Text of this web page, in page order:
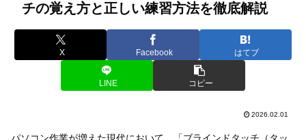
チの覚え方と正しい練習方法を徹底解説
X Facebook はてブ
LINE コピー
2026.02.01